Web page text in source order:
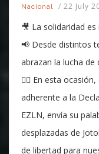
Nacional / 22 July
🎥 La solidaridad
📢 Desde distintos
abrazan la lucha de
❤️‍🔥 En esta
adherente a la
EZLN, envía su
desplazadas de
de libertad para